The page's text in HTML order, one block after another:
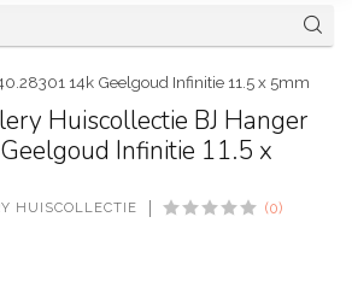
14k Geelgoud Infinitie 11.5 x 5mm
Huiscollectie BJ Hanger
Infinitie 11.5 x
HUISCOLLECTIE (0)